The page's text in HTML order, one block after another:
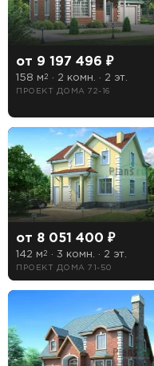
от 9 197 496 ₽
158 м 2 · 2 комн. · 2 эт.
ПРОЕКТ ДОМА 72-16
от 8 051 400 ₽
142 м 2 · 3 комн. · 2 эт.
ПРОЕКТ ДОМА 71-50